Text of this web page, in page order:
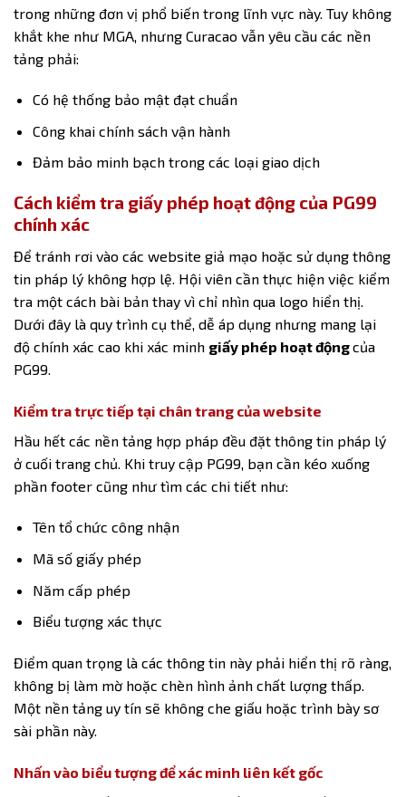
trong những đơn vị phổ biến trong lĩnh vực này. Tuy không
khắt khe như MGA, nhưng Curacao vẫn yêu cầu các nền
tảng phải:
Có hệ thống bảo mật đạt chuẩn
Công khai chính sách vận hành
Đảm bảo minh bạch trong các loại giao dịch
Cách kiểm tra giấy phép hoạt động của PG99
chính xác
Để tránh rơi vào các website giả mạo hoặc sử dụng thông
tin pháp lý không hợp lệ. Hội viên cần thực hiện việc kiểm
tra một cách bài bản thay vì chỉ nhìn qua logo hiển thị.
Dưới đây là quy trình cụ thể, dễ áp dụng nhưng mang lại
độ chính xác cao khi xác minh giấy phép hoạt độngcủa
PG99.
Kiểm tra trực tiếp tại chân trang của website
Hầu hết các nền tảng hợp pháp đều đặt thông tin pháp lý
ở cuối trang chủ. Khi truy cập PG99, bạn cần kéo xuống
phần footer cũng như tìm các chi tiết như:
Tên tổ chức công nhận
Mã số giấy phép
Năm cấp phép
Biểu tượng xác thực
Điểm quan trọng là các thông tin này phải hiển thị rõ ràng,
không bị làm mờ hoặc chèn hình ảnh chất lượng thấp.
Một nền tảng uy tín sẽ không che giấu hoặc trình bày sơ
sài phần này.
Nhấn vào biểu tượng để xác minh liên kết gốc